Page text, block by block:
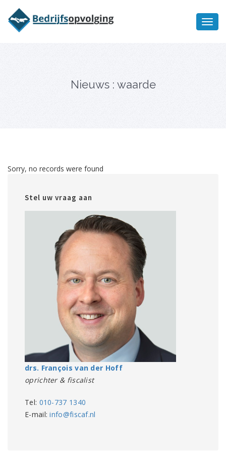
Nieuws : waarde
Sorry, no records were found
Stel uw vraag aan
drs. François van der Hoff
oprichter & fiscalist
Tel: 010-737 1340
E-mail:info@fiscaf.nl
bedrijfsopvolging voor fiscaal
juridisch advies
Ik wil meer informatie